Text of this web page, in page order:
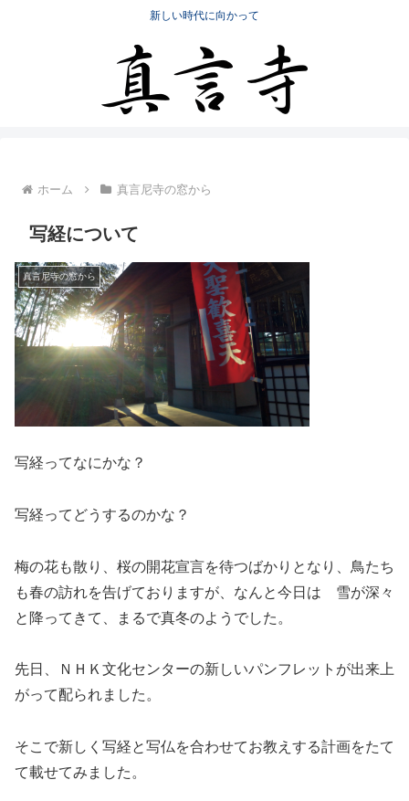
新しい時代に向かって
ホーム 真言尼寺の窓から
写経について
真言尼寺の窓から
写経ってなにかな？
写経ってどうするのかな？
梅の花も散り、桜の開花宣言を待つばかりとなり、鳥たち
も春の訪れを告げておりますが、なんと今日は 雪が深々
と降ってきて、まるで真冬のようでした。
先日、ＮＨＫ文化センターの新しいパンフレットが出来上
がって配られました。
そこで新しく写経と写仏を合わせてお教えする計画をたて
て載せてみました。